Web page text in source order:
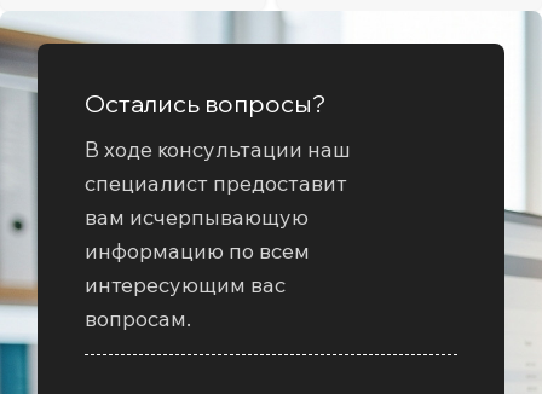
Остались вопросы?
В ходе консультации наш
специалист предоставит
вам исчерпывающую
информацию по всем
интересующим вас
вопросам.